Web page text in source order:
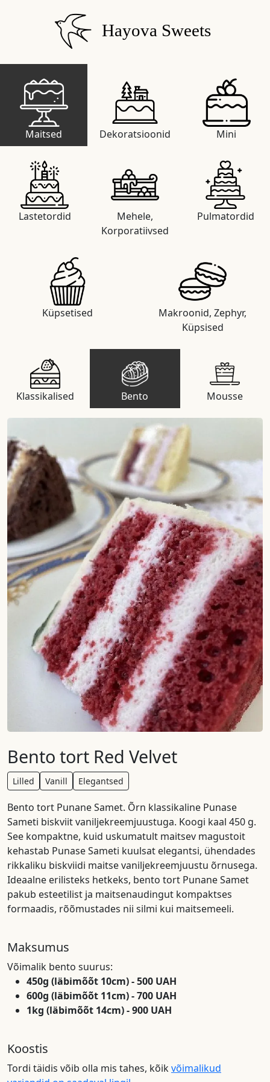
Hayova Sweets
Maitsed Dekoratsioonid Mini
Lastetordid
Mehele,
Korporatiivsed
Pulmatordid
Küpsetised
Makroonid, Zephyr,
Küpsised
Klassikalised Bento Mousse
Bento tort Red Velvet
Lilled Vanill Elegantsed
Bento tort Punane Samet. Õrn klassikaline Punase
Sameti biskviit vaniljekreemjuustuga. Koogi kaal 450 g.
See kompaktne, kuid uskumatult maitsev magustoit
kehastab Punase Sameti kuulsat elegantsi, ühendades
rikkaliku biskviidi maitse vaniljekreemjuustu õrnusega.
Ideaalne erilisteks hetkeks, bento tort Punane Samet
pakub esteetilist ja maitsenaudingut kompaktses
formaadis, rõõmustades nii silmi kui maitsemeeli.
Maksumus
Võimalik bento suurus:
450g (läbimõõt 10cm) - 500 UAH
600g (läbimõõt 11cm) - 700 UAH
1kg (läbimõõt 14cm) - 900 UAH
Koostis
Tordi täidis võib olla mis tahes, kõikvõimalikud